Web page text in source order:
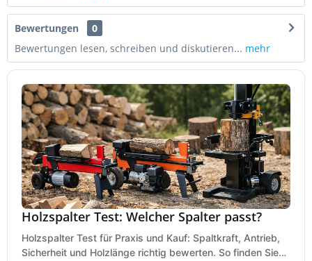
Bewertungen
0
Bewertungen lesen, schreiben und diskutieren... mehr
Holzspalter Test: Welcher Spalter passt?
Holzspalter Test für Praxis und Kauf: Spaltkraft, Antrieb,
Sicherheit und Holzlänge richtig bewerten. So finden Sie